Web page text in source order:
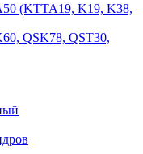
(KTTA19, K19, K38,
QSK78, QST30,